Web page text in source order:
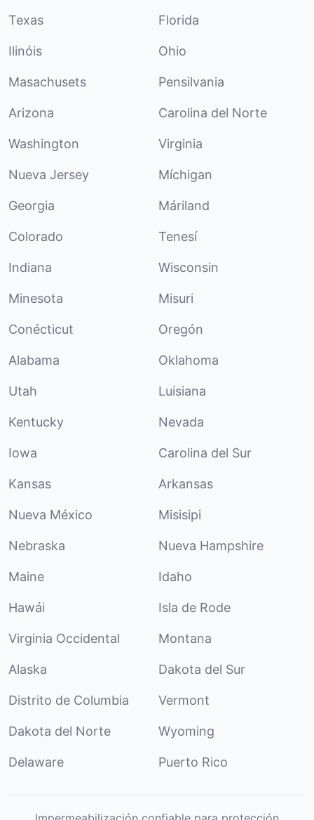
Texas Florida
Ilinóis Ohio
Masachusets Pensilvania
Arizona Carolina del Norte
Washington Virginia
Nueva Jersey Míchigan
Georgia Máriland
Colorado Tenesí
Indiana Wisconsin
Minesota Misuri
Conécticut Oregón
Alabama Oklahoma
Utah Luisiana
Kentucky Nevada
Iowa Carolina del Sur
Kansas Arkansas
Nueva México Misisipi
Nebraska Nueva Hampshire
Maine Idaho
Hawái Isla de Rode
Virginia Occidental Montana
Alaska Dakota del Sur
Distrito de Columbia Vermont
Dakota del Norte Wyoming
Delaware Puerto Rico